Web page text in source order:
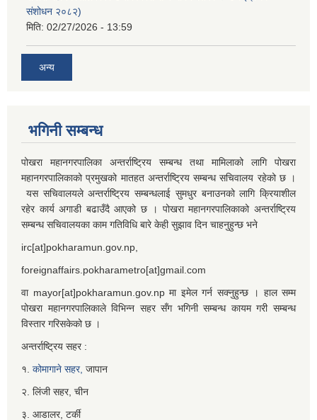
संशोधन २०८२)
मिति: 02/27/2026 - 13:59
अन्य
भगिनी सम्बन्ध
पोखरा महानगरपालिका अन्तर्राष्ट्रिय सम्बन्ध तथा मामिलाको लागि पोखरा
महानगरपालिकाको प्रमुखको मातहत अन्तर्राष्ट्रिय सम्बन्ध सचिवालय रहेको छ ।
यस सचिवालयले अन्तर्राष्ट्रिय सम्बन्धलाई सुमधुर बनाउनको लागि क्रियाशील
रहेर कार्य अगाडी बढाउँदै आएको छ । पोखरा महानगरपालिकाको अन्तर्राष्ट्रिय
सम्बन्ध सचिवालयका काम गतिविधि बारे केही सुझाव दिन चाहनुहुन्छ भने
irc[at]pokharamun.gov.np,
foreignaffairs.pokharametro[at]gmail.com
वा mayor[at]pokharamun.gov.np मा इमेल गर्न सक्नुहुन्छ । हाल सम्म
पोखरा महानगरपालिकाले विभिन्न सहर सँग भगिनी सम्बन्ध कायम गरी सम्बन्ध
विस्तार गरिसकेको छ ।
अन्तर्राष्ट्रिय सहर :
१. कोमागाने सहर, जापान
२. लिंजी सहर, चीन
३. आडालर, टर्की